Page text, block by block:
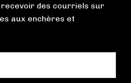
des courriels sur
aux enchères et